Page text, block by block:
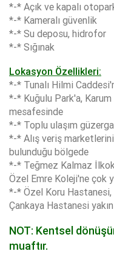
*-* Açık ve kapalı
*-* Kameralı güvenlik
*-* Su deposu, hidrofor
*-* Sığınak
Lokasyon Özellikleri:
*-* Tunalı Hilmi
*-* Kuğulu Park'a, Karum
mesafesinde
*-* Toplu ulaşım
*-* Alış veriş
bulunduğu bölgede
*-* Teğmez Kalmaz
Özel Emre Koleji'ne çok
*-* Özel Koru
Çankaya Hastanesi
NOT: Kentsel
muaftır.